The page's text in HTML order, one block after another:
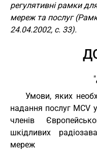
регулятивні рамки
мереж та послуг
24.04.2002, с. 33).
Умови, яких
надання послуг MCV
членів
шкідливих
мереж